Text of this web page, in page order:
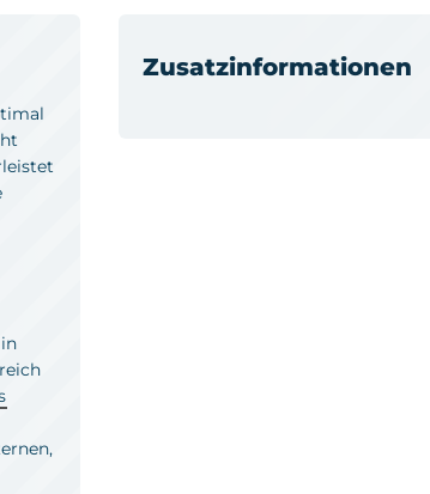
Zusatzinformationen